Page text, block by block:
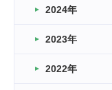
車いすバスケとR
卒業・卒園の季節★
2026.03.11
2024年
2023年
2022年